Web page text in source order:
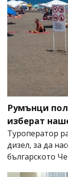
Румънци
изберат
Туроператор
дизел, за да
българското